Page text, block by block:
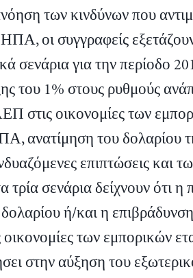
των κινδύνων που
οι συγγραφείς
σενάρια για την περίοδο
του 1% στους ρυθμούς
στις οικονομίες των
ανατίμηση του δολαρίου
επιπτώσεις και
τρία σενάρια δείχνουν ότι η
ή/και η
οικονομίες των εμπορικών
στην αύξηση του